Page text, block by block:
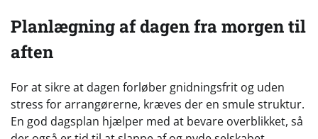
Planlægning af dagen fra morgen til
aften
For at sikre at dagen forløber gnidningsfrit og uden
stress for arrangørerne, kræves der en smule struktur.
En god dagsplan hjælper med at bevare overblikket, så